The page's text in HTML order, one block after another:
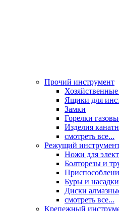
Прочий инструмент
Ящики для
Замки
Горелки
Изделия
смотреть все...
Режущий
Ножи для
Болторезы и
Буры и
Диски
смотреть все...
Крепежный